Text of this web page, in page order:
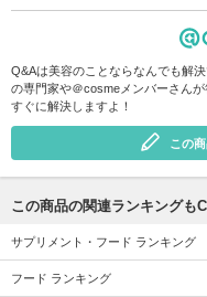
Q&Aは美容のことならなんでも解
の専門家や＠cosmeメンバーさん
すぐに解決しますよ！
この
この商品の関連ランキングも
サプリメント・フード ランキング
フード ランキング